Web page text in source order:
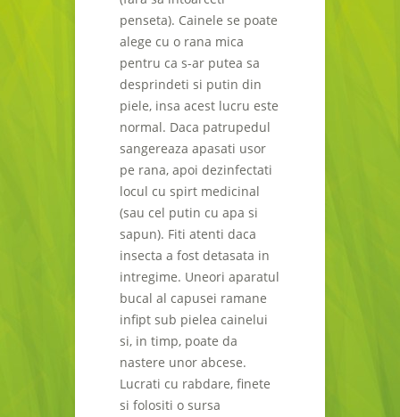
penseta). Cainele se poate
alege cu o rana mica
pentru ca s-ar putea sa
desprindeti si putin din
piele, insa acest lucru este
normal. Daca patrupedul
sangereaza apasati usor
pe rana, apoi dezinfectati
locul cu spirt medicinal
(sau cel putin cu apa si
sapun). Fiti atenti daca
insecta a fost detasata in
intregime. Uneori aparatul
bucal al capusei ramane
infipt sub pielea cainelui
si, in timp, poate da
nastere unor abcese.
Lucrati cu rabdare, finete
si folositi o sursa